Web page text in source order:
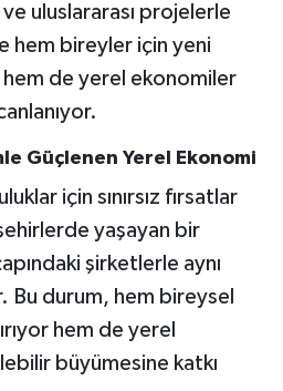
uluslararası projelerle
hem bireyler için yeni
hem de yerel ekonomiler
Güçlenen Yerel Ekonomi
için sınırsız fırsatlar
yaşayan bir
şirketlerle aynı
durum, hem bireysel
hem de yerel
büyümesine katkı